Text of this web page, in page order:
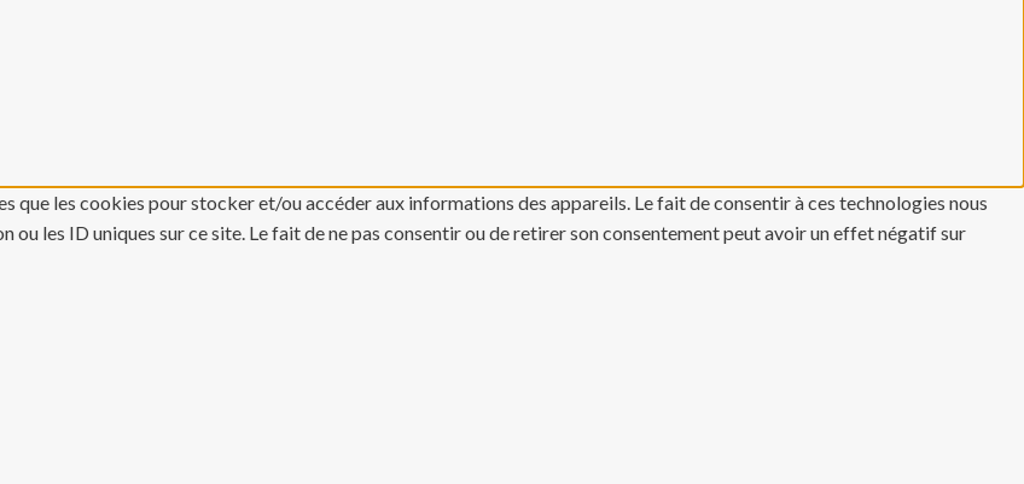
que les cookies pour stocker et/ou accéder aux informations des appareils. Le fait de consentir à ces technologies nous
les ID uniques sur ce site. Le fait de ne pas consentir ou de retirer son consentement peut avoir un effet négatif sur